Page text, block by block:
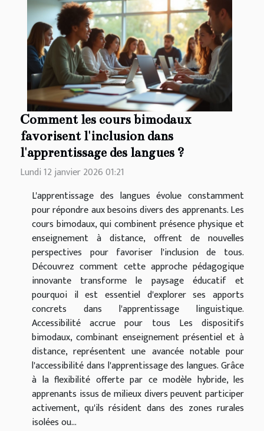
Comment les cours bimodaux
favorisent l'inclusion dans
l'apprentissage des langues ?
Lundi 12 janvier 2026 01:21
L'apprentissage des langues évolue constamment
pour répondre aux besoins divers des apprenants. Les
cours bimodaux, qui combinent présence physique et
enseignement à distance, offrent de nouvelles
perspectives pour favoriser l'inclusion de tous.
Découvrez comment cette approche pédagogique
innovante transforme le paysage éducatif et
pourquoi il est essentiel d'explorer ses apports
concrets dans l'apprentissage linguistique.
Accessibilité accrue pour tous Les dispositifs
bimodaux, combinant enseignement présentiel et à
distance, représentent une avancée notable pour
l'accessibilité dans l'apprentissage des langues. Grâce
à la flexibilité offerte par ce modèle hybride, les
apprenants issus de milieux divers peuvent participer
activement, qu'ils résident dans des zones rurales
isolées ou...